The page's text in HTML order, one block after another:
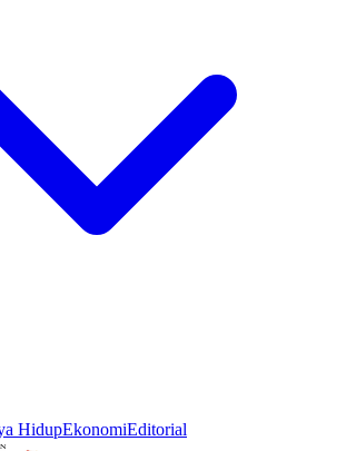
HidupEkonomiEditorial